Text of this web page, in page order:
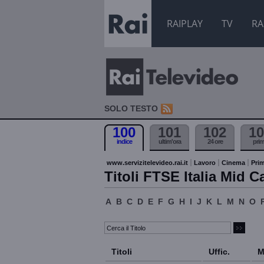
RAIPLAY TV
SOLO TESTO
100
indice
101
ultim'ora
102
24 ore
www.servizitelevideo.rai.it Lavoro Cinema
Titoli FTSE Italia Mid
A B C D E F G H I J K L M N O
Titoli Uffic.